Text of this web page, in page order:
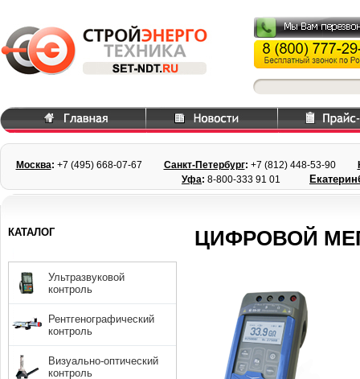
Москва: +7 (495) 668-07-67 Санкт-Петербург: +7 (812) 448-53-90
Уфа: 8-800-333 91 01
ЦИФРОВОЙ
КАТАЛОГ
Ультразвуковой
контроль
Рентгенографический
контроль
Визуально-оптический
контроль